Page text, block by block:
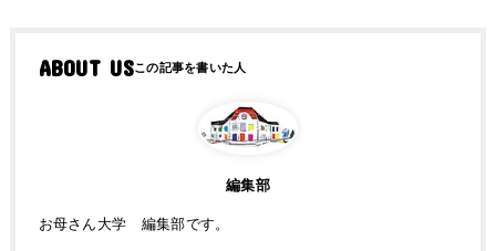
ABOUT US
編集部
お母さん大学 編集部です。